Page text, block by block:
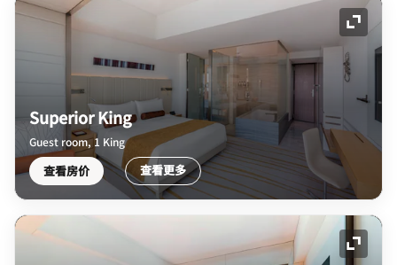
展开
Superior King
Guest room, 1 King
查看房价 查看更多
展开